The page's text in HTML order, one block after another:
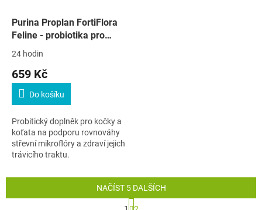
Purina Proplan FortiFlora
Feline - probiotika pro
kočky, 30 žvýkacích tablet
24 hodin
659 Kč
Do košíku
Probitický doplněk pro kočky a
koťata na podporu rovnováhy
střevní mikroflóry a zdraví jejich
trávicího traktu.
NAČÍST 5 DALŠÍCH